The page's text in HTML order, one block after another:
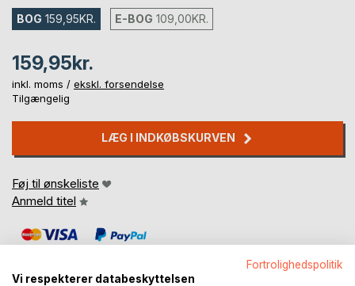
BOG 159,95KR. E-BOG 109,00KR.
159,95kr.
inkl. moms / ekskl. forsendelse
Tilgængelig
LÆG I INDKØBSKURVEN
Føj til ønskeliste
Anmeld titel
Fortrolighedspolitik
Vi respekterer databeskyttelsen